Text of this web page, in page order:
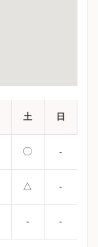
土 日
〇 -
△ -
- -